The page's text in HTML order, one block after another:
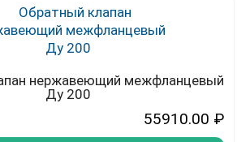
нержавеющий межфланцевый
Ду 200
55910.00 ₽